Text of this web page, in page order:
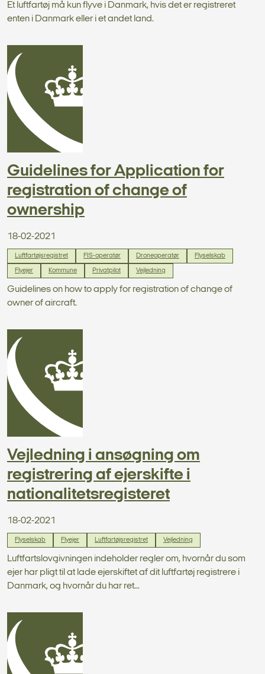
Et luftfartøj må kun flyve i Danmark, hvis det er registreret
enten i Danmark eller i et andet land.
Guidelines for Application for
registration of change of
ownership
18-02-2021
Luftfartøjsregistret FIS-operatør Droneoperatør Flyselskab
Flyejer Kommune Privatpilot Vejledning
Guidelines on how to apply for registration of change of
owner of aircraft.
Vejledning i ansøgning om
registrering af ejerskifte i
nationalitetsregisteret
18-02-2021
Flyselskab Flyejer Luftfartøjsregistret Vejledning
Luftfartslovgivningen indeholder regler om, hvornår du som
ejer har pligt til at lade ejerskiftet af dit luftfartøj registrere i
Danmark, og hvornår du har ret...